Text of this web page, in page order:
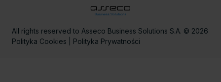
All rights reserved to Asseco Business Solutions S.A. © 2026
Polityka Cookies
Polityka Prywatności